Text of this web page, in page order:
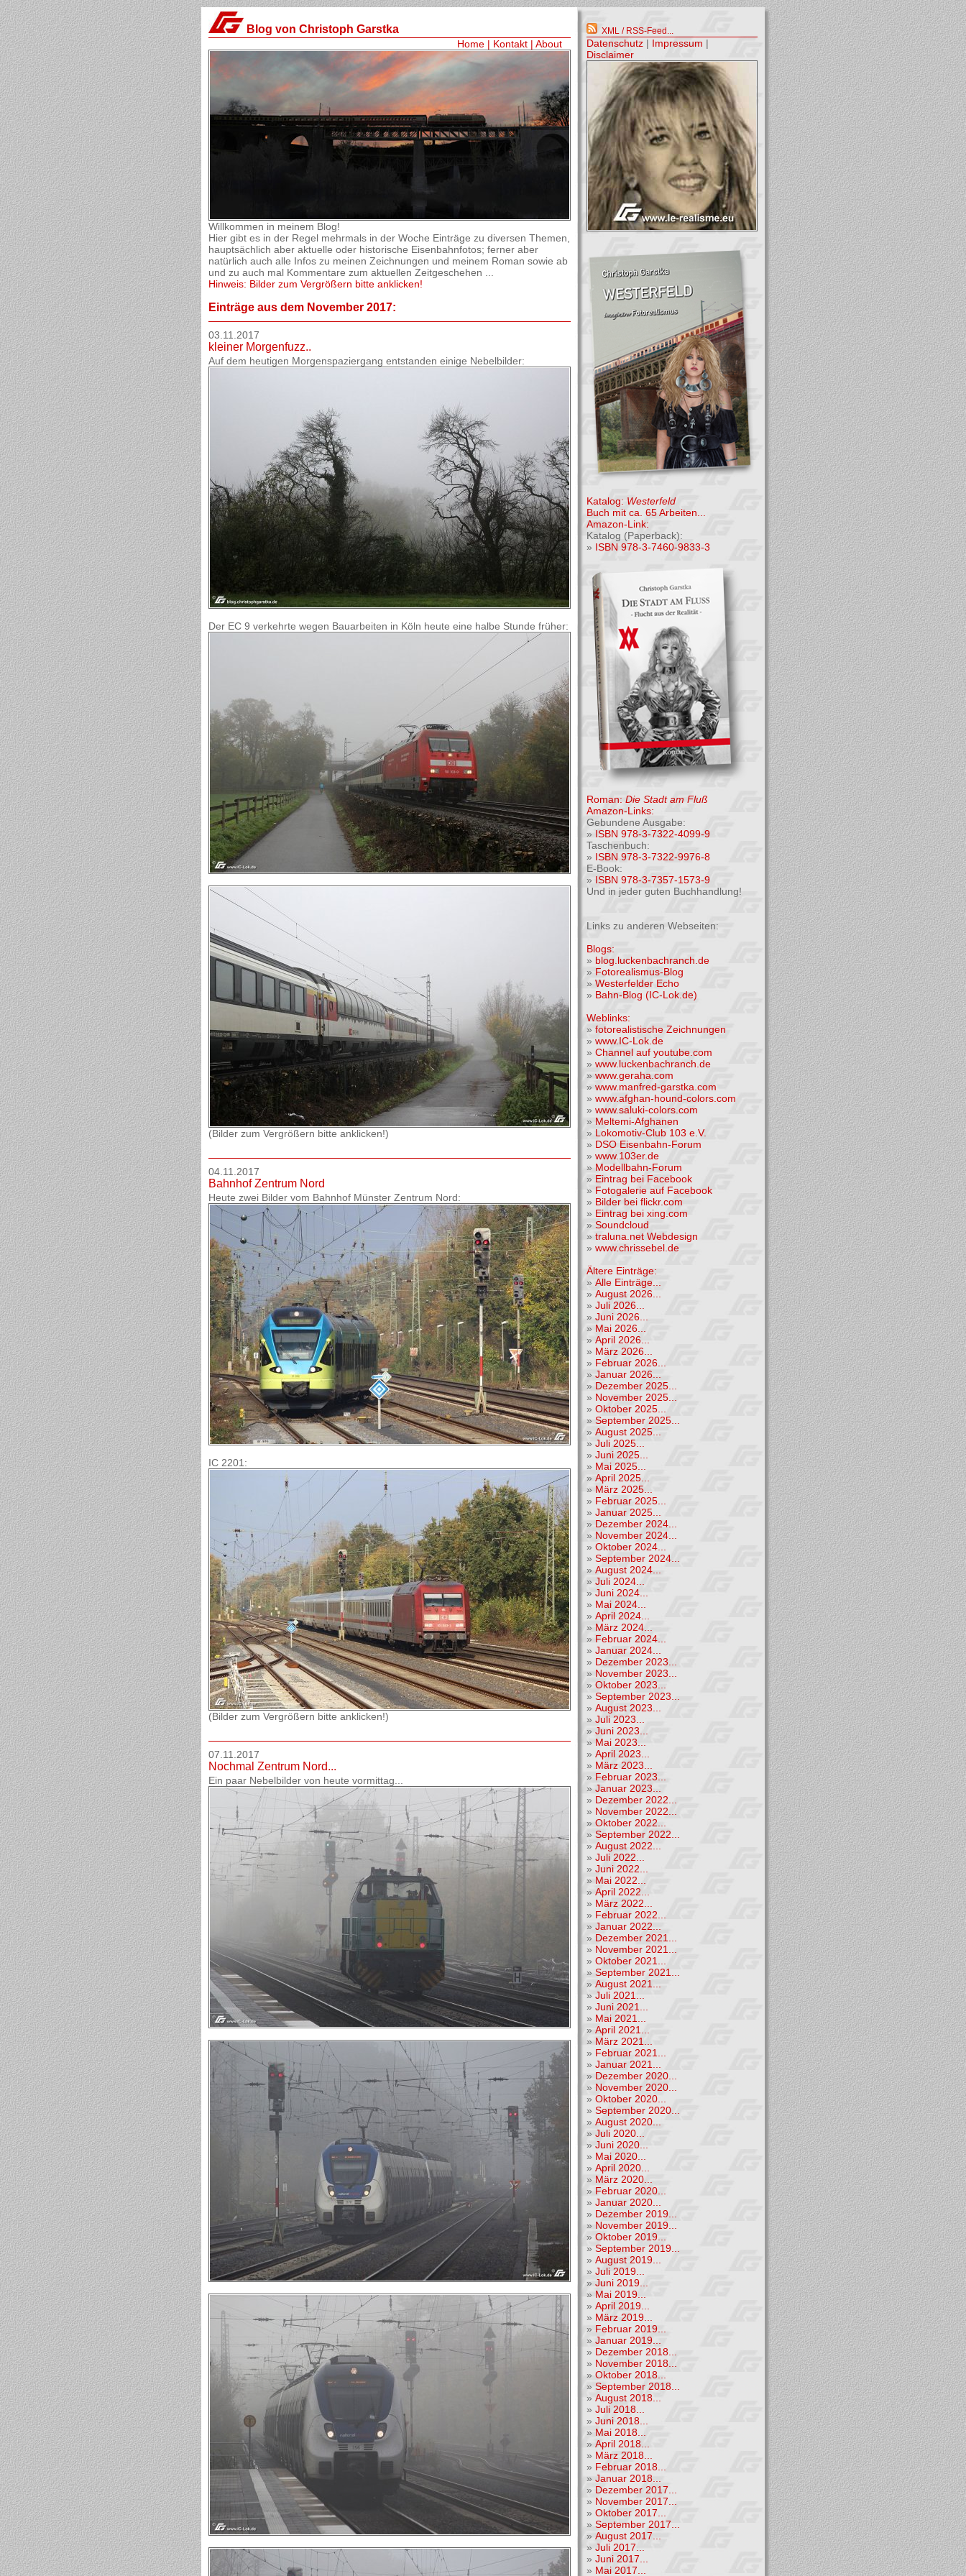
XML / RSS-Feed...
Datenschutz | Impressum |
Disclaimer
Katalog: Westerfeld
Buch mit ca. 65 Arbeiten...
Amazon-Link:
Katalog (Paperback):
» ISBN 978-3-7460-9833-3
Roman: Die Stadt am Fluß
Amazon-Links:
Gebundene Ausgabe:
» ISBN 978-3-7322-4099-9
Taschenbuch:
» ISBN 978-3-7322-9976-8
E-Book:
» ISBN 978-3-7357-1573-9
Und in jeder guten Buchhandlung!
Links zu anderen Webseiten:
Blogs:
» blog.luckenbachranch.de
» Fotorealismus-Blog
» Westerfelder Echo
» Bahn-Blog (IC-Lok.de)
Weblinks:
» fotorealistische Zeichnungen
» www.IC-Lok.de
» Channel auf youtube.com
» www.luckenbachranch.de
» www.geraha.com
» www.manfred-garstka.com
» www.afghan-hound-colors.com
» www.saluki-colors.com
» Meltemi-Afghanen
» Lokomotiv-Club 103 e.V.
» DSO Eisenbahn-Forum
» www.103er.de
» Modellbahn-Forum
» Eintrag bei Facebook
» Fotogalerie auf Facebook
» Bilder bei flickr.com
» Eintrag bei xing.com
» Soundcloud
» traluna.net Webdesign
» www.chrissebel.de
Ältere Einträge:
» Alle Einträge...
» August 2026...
» Juli 2026...
» Juni 2026...
» Mai 2026...
» April 2026...
» März 2026...
» Februar 2026...
» Januar 2026...
» Dezember 2025...
» November 2025...
» Oktober 2025...
» September 2025...
» August 2025...
» Juli 2025...
» Juni 2025...
» Mai 2025...
» April 2025...
» März 2025...
» Februar 2025...
» Januar 2025...
» Dezember 2024...
» November 2024...
» Oktober 2024...
» September 2024...
» August 2024...
» Juli 2024...
» Juni 2024...
» Mai 2024...
» April 2024...
» März 2024...
» Februar 2024...
» Januar 2024...
» Dezember 2023...
» November 2023...
» Oktober 2023...
» September 2023...
» August 2023...
» Juli 2023...
» Juni 2023...
» Mai 2023...
» April 2023...
» März 2023...
» Februar 2023...
» Januar 2023...
» Dezember 2022...
» November 2022...
» Oktober 2022...
» September 2022...
» August 2022...
» Juli 2022...
» Juni 2022...
» Mai 2022...
» April 2022...
» März 2022...
» Februar 2022...
» Januar 2022...
» Dezember 2021...
» November 2021...
» Oktober 2021...
» September 2021...
» August 2021...
» Juli 2021...
» Juni 2021...
» Mai 2021...
» April 2021...
» März 2021...
» Februar 2021...
» Januar 2021...
» Dezember 2020...
» November 2020...
» Oktober 2020...
» September 2020...
» August 2020...
» Juli 2020...
» Juni 2020...
» Mai 2020...
» April 2020...
» März 2020...
» Februar 2020...
» Januar 2020...
» Dezember 2019...
» November 2019...
» Oktober 2019...
» September 2019...
» August 2019...
» Juli 2019...
» Juni 2019...
» Mai 2019...
» April 2019...
» März 2019...
» Februar 2019...
» Januar 2019...
» Dezember 2018...
» November 2018...
» Oktober 2018...
» September 2018...
» August 2018...
» Juli 2018...
» Juni 2018...
» Mai 2018...
» April 2018...
» März 2018...
» Februar 2018...
» Januar 2018...
» Dezember 2017...
» November 2017...
» Oktober 2017...
» September 2017...
» August 2017...
» Juli 2017...
» Juni 2017...
» Mai 2017...
Blog von Christoph Garstka
Home | Kontakt | About
Willkommen in meinem Blog!
Hier gibt es in der Regel mehrmals in der Woche Einträge zu diversen Themen,
hauptsächlich aber aktuelle oder historische Eisenbahnfotos; ferner aber
natürlich auch alle Infos zu meinen Zeichnungen und meinem Roman sowie ab
und zu auch mal Kommentare zum aktuellen Zeitgeschehen ...
Hinweis: Bilder zum Vergrößern bitte anklicken!
Einträge aus dem November 2017:
03.11.2017
kleiner Morgenfuzz..
Auf dem heutigen Morgenspaziergang entstanden einige Nebelbilder:
Der EC 9 verkehrte wegen Bauarbeiten in Köln heute eine halbe Stunde früher:
(Bilder zum Vergrößern bitte anklicken!)
04.11.2017
Bahnhof Zentrum Nord
Heute zwei Bilder vom Bahnhof Münster Zentrum Nord:
IC 2201:
(Bilder zum Vergrößern bitte anklicken!)
07.11.2017
Nochmal Zentrum Nord...
Ein paar Nebelbilder von heute vormittag...